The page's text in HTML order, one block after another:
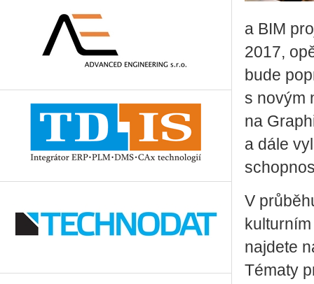
a BIM
2017,
bude
s novým
na
a dále
V
najdete
Tématy